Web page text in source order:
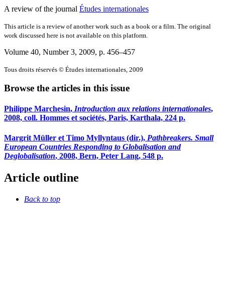
A review of the journal Études internationales
This article is a review of another work such as a book or a film. The original
work discussed here is not available on this platform.
Volume 40, Number 3, 2009, p. 456–457
Tous droits réservés © Études internationales, 2009
Browse the articles in this issue
Philippe Marchesin, Introduction aux relations internationales,
2008, coll. Hommes et sociétés, Paris, Karthala, 224 p.
Margrit Müller et Timo Myllyntaus (dir.), Pathbreakers. Small
European Countries Responding to Globalisation and
Deglobalisation, 2008, Bern, Peter Lang, 548 p.
Article outline
Back to top